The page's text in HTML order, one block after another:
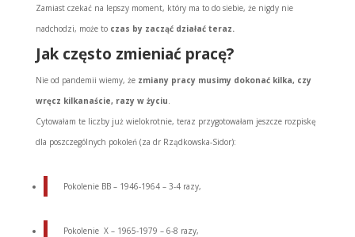
Zamiast czekać na lepszy moment, który ma to do siebie, że nigdy nie
nadchodzi, może to czas by zacząć działać teraz.
Jak często zmieniać pracę?
Nie od pandemii wiemy, że zmiany pracy musimy dokonać kilka, czy
wręcz kilkanaście, razy w życiu.
Cytowałam te liczby już wielokrotnie, teraz przygotowałam jeszcze rozpiskę
dla poszczególnych pokoleń (za dr Rządkowska-Sidor):
Pokolenie BB – 1946-1964 – 3-4 razy,
Pokolenie X – 1965-1979 – 6-8 razy,